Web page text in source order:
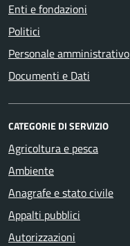
Enti e fondazioni
Politici
Personale amministrativo
Documenti e Dati
CATEGORIE DI SERVIZIO
Agricoltura e pesca
Ambiente
Anagrafe e stato civile
Appalti pubblici
Autorizzazioni